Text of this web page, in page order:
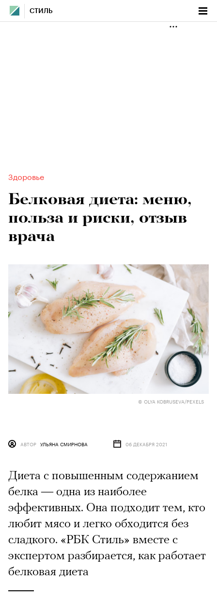
СТИЛЬ
Здоровье
Белковая диета: меню,
польза и риски, отзыв
врача
© OLYA KOBRUSEVA/PEXELS
АВТОР УЛЬЯНА СМИРНОВА 06 ДЕКАБРЯ 2021
Диета с повышенным содержанием
белка — одна из наиболее
эффективных. Она подходит тем, кто
любит мясо и легко обходится без
сладкого. «РБК Стиль» вместе с
экспертом разбирается, как работает
белковая диета